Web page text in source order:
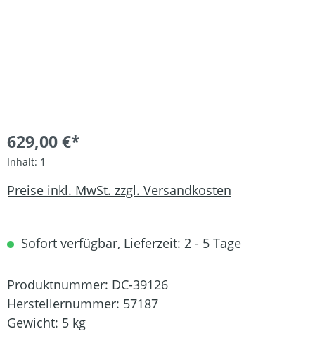
629,00 €*
Inhalt: 1
Preise inkl. MwSt. zzgl. Versandkosten
Sofort verfügbar, Lieferzeit: 2 - 5 Tage
Produktnummer: DC-39126
Herstellernummer: 57187
Gewicht: 5 kg